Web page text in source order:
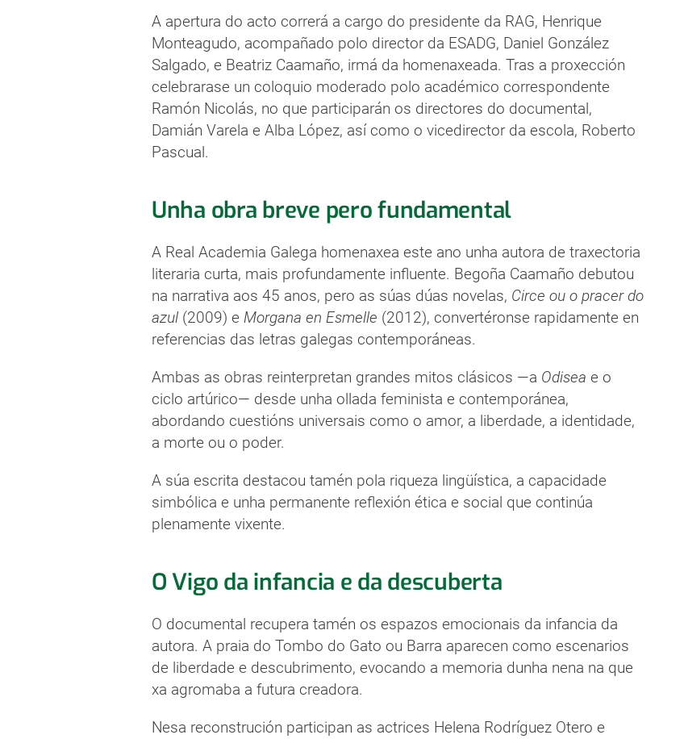
A apertura do acto correrá a cargo do presidente da RAG, Henrique
Monteagudo, acompañado polo director da ESADG, Daniel González
Salgado, e Beatriz Caamaño, irmá da homenaxeada. Tras a proxección
celebrarase un coloquio moderado polo académico correspondente
Ramón Nicolás, no que participarán os directores do documental,
Damián Varela e Alba López, así como o vicedirector da escola, Roberto
Pascual.
Unha obra breve pero fundamental
A Real Academia Galega homenaxea este ano unha autora de traxectoria
literaria curta, mais profundamente influente. Begoña Caamaño debutou
na narrativa aos 45 anos, pero as súas dúas novelas, Circe ou o pracer do
azul (2009) e Morgana en Esmelle (2012), convertéronse rapidamente en
referencias das letras galegas contemporáneas.
Ambas as obras reinterpretan grandes mitos clásicos —a Odisea e o
ciclo artúrico— desde unha ollada feminista e contemporánea,
abordando cuestións universais como o amor, a liberdade, a identidade,
a morte ou o poder.
A súa escrita destacou tamén pola riqueza lingüística, a capacidade
simbólica e unha permanente reflexión ética e social que continúa
plenamente vixente.
O Vigo da infancia e da descuberta
O documental recupera tamén os espazos emocionais da infancia da
autora. A praia do Tombo do Gato ou Barra aparecen como escenarios
de liberdade e descubrimento, evocando a memoria dunha nena na que
xa agromaba a futura creadora.
Nesa reconstrución participan as actrices Helena Rodríguez Otero e